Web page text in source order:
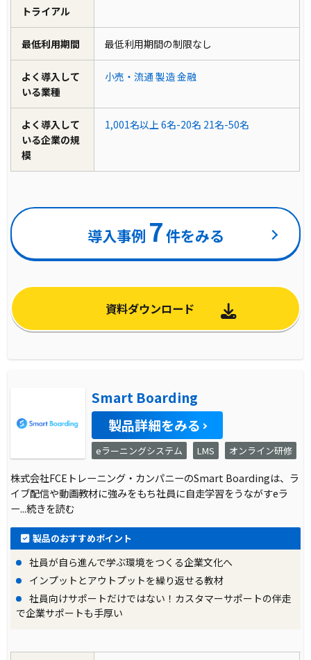
トライアル
最低利用期間 最低利用期間の制限なし
よく導入して
いる業種
小売・流通 製造金融
よく導入して
いる企業の規
模
1,001名以上 6名-20名 21名-50名
導入事例 7件をみる
資料ダウンロード
Smart Boarding
製品詳細をみる
eラーニングシステム LMS オンライン研修
株式会社FCEトレーニング・カンパニーのSmart Boardingは、ラ
イブ配信や動画教材に強みをもち社員に自走学習をうながすeラ
ー...続きを読む
製品のおすすめポイント
社員が自ら進んで学ぶ環境をつくる企業文化へ
インプットとアウトプットを繰り返せる教材
社員向けサポートだけではない！カスタマーサポートの伴走
で企業サポートも手厚い